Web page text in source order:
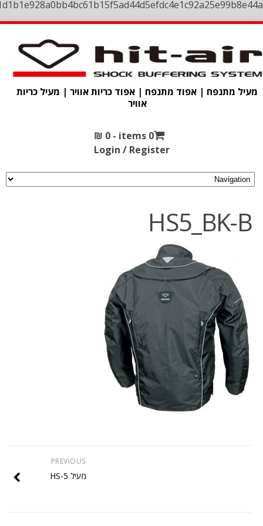
מעיל מתנפח | אפוד מתנפח | אפוד כריות אוויר | מעיל כריות
אוויר
0 items -
₪ 0
Login / Register
HS5_BK-B
PREVIOUS
מעיל HS-5